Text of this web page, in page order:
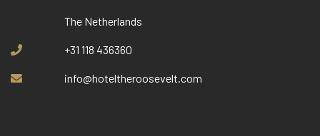
The Netherlands
+31 118 436360
info@hoteltheroosevelt.com